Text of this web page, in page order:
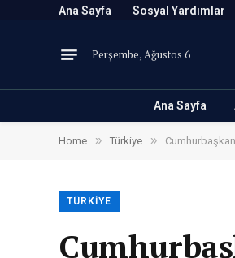
Ana Sayfa Sosyal Yardımlar
Perşembe, Ağustos 6
Ana Sayfa
Home » Türkiye »
TÜRKIYE